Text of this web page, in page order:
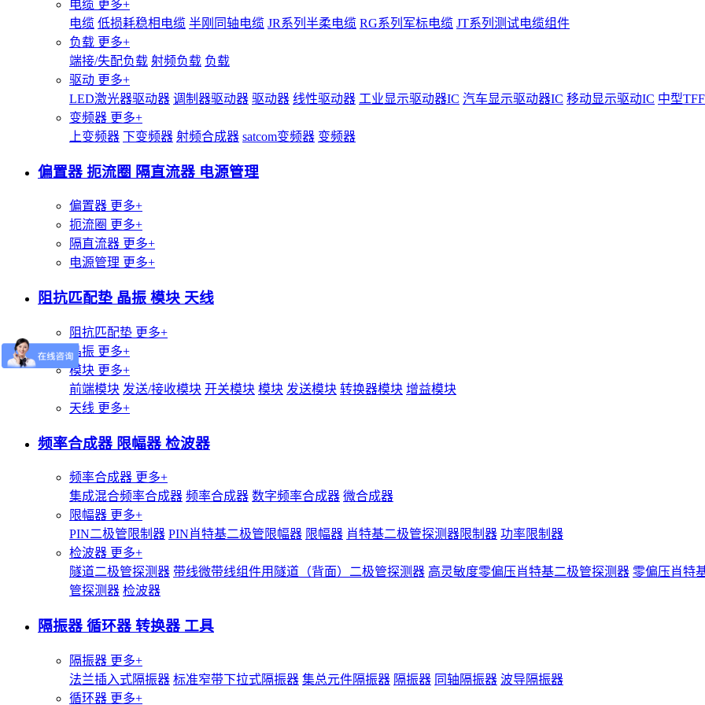
电缆 更多+
电缆 低损耗稳相电缆 半刚同轴电缆 JR系列半柔电缆 RG系列军标电缆 JT系列测试电缆组件
负载 更多+
端接/失配负载 射频负载 负载
驱动 更多+
LED激光器驱动器 调制器驱动器 驱动器 线性驱动器 工业显示驱动器IC 汽车显示驱动器IC 移动显示驱动IC 中型
变频器 更多+
上变频器 下变频器 射频合成器 satcom变频器 变频器
偏置器 扼流圈 隔直流器 电源管理
偏置器 更多+
扼流圈 更多+
隔直流器 更多+
电源管理 更多+
阻抗匹配垫 晶振 模块 天线
阻抗匹配垫 更多+
晶振 更多+
模块 更多+
前端模块 发送/接收模块 开关模块 模块 发送模块 转换器模块 增益模块
天线 更多+
频率合成器 限幅器 检波器
频率合成器 更多+
集成混合频率合成器 频率合成器 数字频率合成器 微合成器
限幅器 更多+
PIN二极管限制器 PIN肖特基二极管限幅器 限幅器 肖特基二极管探测器限制器 功率限制器
检波器 更多+
隧道二极管探测器 带线微带线组件用隧道（背面）二极管探测器 高灵敏度零偏压肖特基二极管探测器 零偏压肖特
管探测器 检波器
隔振器 循环器 转换器 工具
隔振器 更多+
法兰插入式隔振器 标准窄带下拉式隔振器 集总元件隔振器 隔振器 同轴隔振器 波导隔振器
循环器 更多+